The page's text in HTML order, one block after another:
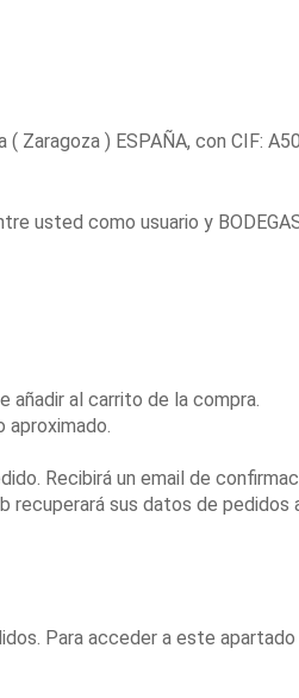
Zaragoza ) ESPAÑA, con CIF:
usted como usuario y
añadir al carrito de la compra.
Recibirá un email de
recuperará sus datos de pedidos
Para acceder a este